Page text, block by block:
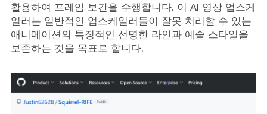
활용하여 프레임 보간을 수행합니다. 이 AI 영상 업스케
일러는 일반적인 업스케일러들이 잘못 처리할 수 있는
애니메이션의 특징적인 선명한 라인과 예술 스타일을
보존하는 것을 목표로 합니다.